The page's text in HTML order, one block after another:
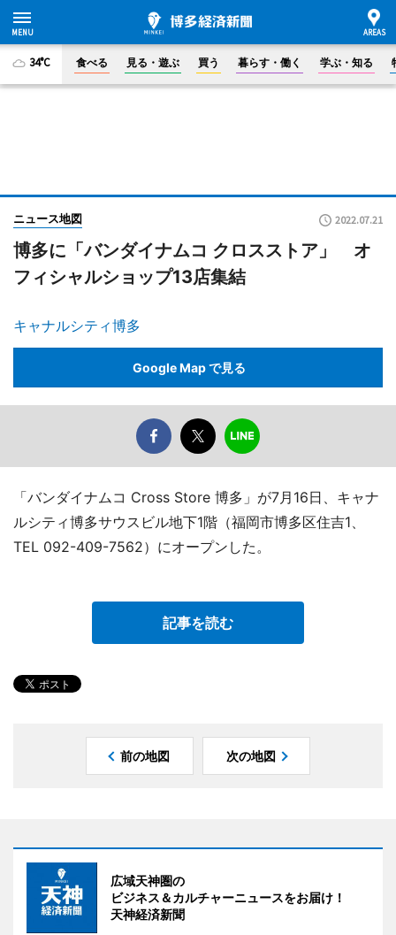
34°C 食べる 見る・遊ぶ 買う 暮らす・働く 学ぶ・知る
ニュース地図 2022.07.21
博多に「バンダイナムコ クロスストア」 オ
フィシャルショップ13店集結
キャナルシティ博多
Google Map で見る
「バンダイナムコ Cross Store 博多」が7月16日、キャナ
ルシティ博多サウスビル地下1階（福岡市博多区住吉1、
TEL 092-409-7562）にオープンした。
記事を読む
前の地図 次の地図
広域天神圏の
ビジネス＆カルチャーニュースをお届け！
天神経済新聞